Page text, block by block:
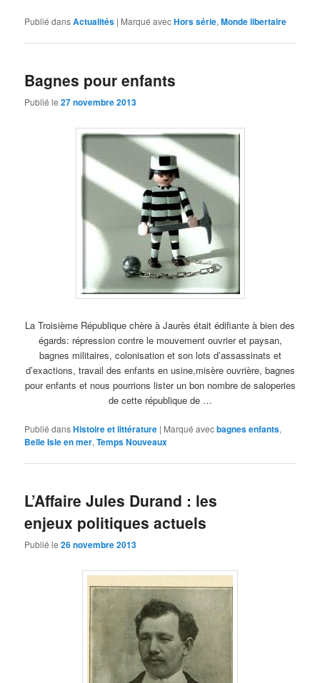
Publié dansActualités | Marqué avecHors série,Monde libertaire
Bagnes pour enfants
Publié le27 novembre 2013
La Troisième République chère à Jaurès était édifiante à bien des
égards: répression contre le mouvement ouvrier et paysan,
bagnes militaires, colonisation et son lots d’assassinats et
d’exactions, travail des enfants en usine,misère ouvrière, bagnes
pour enfants et nous pourrions lister un bon nombre de saloperies
de cette république de …
Publié dansHistoire et littérature | Marqué avecbagnes enfants,
Belle Isle en mer,Temps Nouveaux
L’Affaire Jules Durand : les
enjeux politiques actuels
Publié le26 novembre 2013